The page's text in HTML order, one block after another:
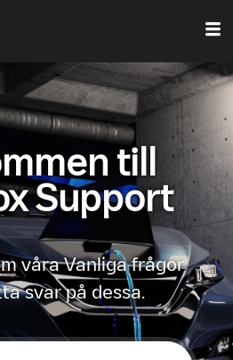
till
Support
våra Vanliga frågor
svar på dessa.